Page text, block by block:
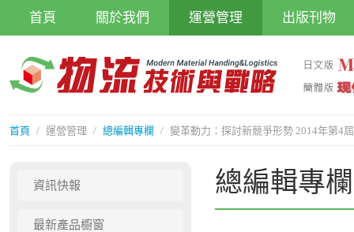
首頁 關於我們 運營管理 出版刊物
首頁 / 運營管理 / 總編輯專欄 / 變革動力：探討新競爭形勢 2014年第4
資訊快報
最新產品櫥窗
總編輯專欄